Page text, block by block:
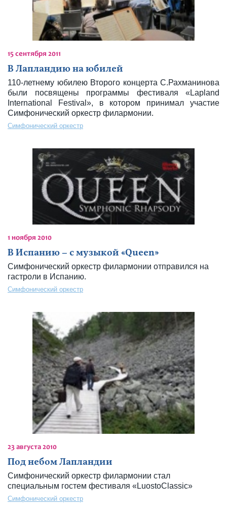
15 сентября 2011
В Лапландию на юбилей
110-летнему юбилею Второго концерта С.Рахманинова
были посвящены программы фестиваля «Lapland
International Festival», в котором принимал участие
Симфонический оркестр филармонии.
Симфонический оркестр
1 ноября 2010
В Испанию – с музыкой «Queen»
Симфонический оркестр филармонии отправился на
гастроли в Испанию.
Симфонический оркестр
23 августа 2010
Под небом Лапландии
Симфонический оркестр филармонии стал
специальным гостем фестиваля «LuostoClassic»
Симфонический оркестр